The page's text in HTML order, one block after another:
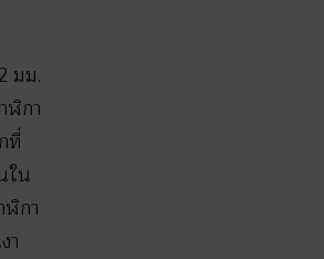
มม.
ฬิกา
ที่
ใน
ฬิกา
า